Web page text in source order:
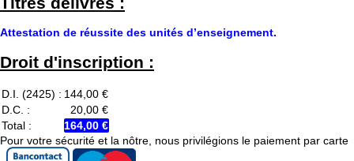
Attestation de réussite des unités d’enseignement.
Droit d'inscription :
D.I. (2425) : 144,00 €
D.C. :
20,00 €
Total :
164,00 €
Pour votre sécurité et la nôtre, nous privilégions le paiement par carte